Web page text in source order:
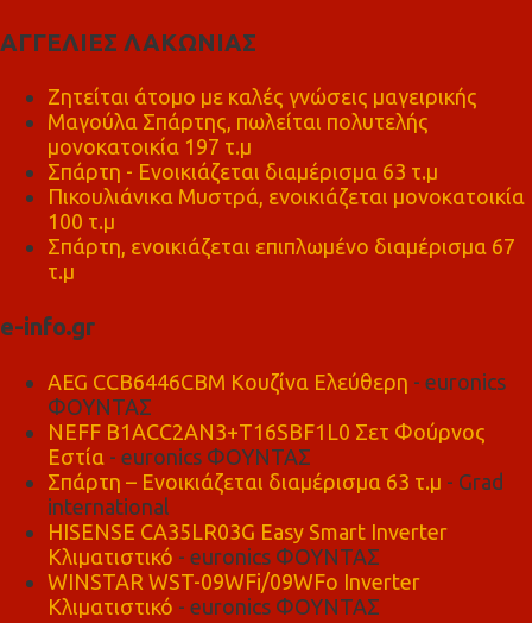
ΑΓΓΕΛΙΕΣ ΛΑΚΩΝΙΑΣ
Ζητείται άτομο με καλές γνώσεις μαγειρικής
Μαγούλα Σπάρτης, πωλείται πολυτελής
μονοκατοικία 197 τ.μ
Σπάρτη - Ενοικιάζεται διαμέρισμα 63 τ.μ
Πικουλιάνικα Μυστρά, ενοικιάζεται μονοκατοικία
100 τ.μ
Σπάρτη, ενοικιάζεται επιπλωμένο διαμέρισμα 67
τ.μ
e-info.gr
AEG CCB6446CBM Κουζίνα Ελεύθερη - euronics
ΦΟΥΝΤΑΣ
NEFF B1ACC2AN3+T16SBF1L0 Σετ Φούρνος
Εστία - euronics ΦΟΥΝΤΑΣ
Σπάρτη – Ενοικιάζεται διαμέρισμα 63 τ.μ - Grad
international
HISENSE CA35LR03G Easy Smart Inverter
Κλιματιστικό - euronics ΦΟΥΝΤΑΣ
WINSTAR WST-09WFi/09WFo Inverter
Κλιματιστικό - euronics ΦΟΥΝΤΑΣ